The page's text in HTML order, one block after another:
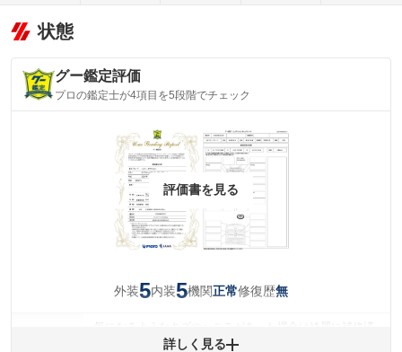
状態
グー鑑定評価
プロの鑑定士が4項目を5段階でチェック
評価書を見る
外装5内装5機関正常修復歴無
みですが、 小さなキズやヘコミが残っている場合もありま
詳しく見る